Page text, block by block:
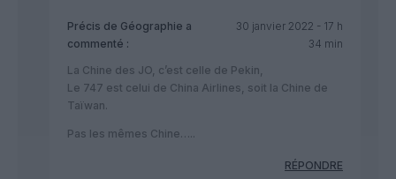
Précis de Géographie a
commenté :
30 janvier 2022 - 17 h
34 min
La Chine des JO, c’est celle de Pekin,
Le 747 est celui de China Airlines, soit la Chine de
Taïwan.
Pas les mêmes Chine…..
RÉPONDRE